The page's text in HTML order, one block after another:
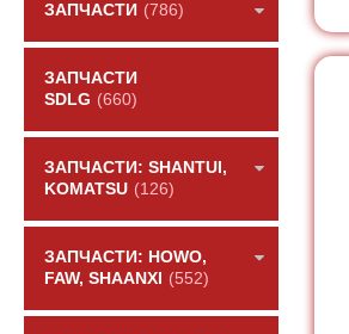
ЗАПЧАСТИ (786)
ЗАПЧАСТИ
SDLG (660)
ЗАПЧАСТИ: SHANTUI,
KOMATSU (126)
ЗАПЧАСТИ: HOWO,
FAW, SHAANXI
(552)